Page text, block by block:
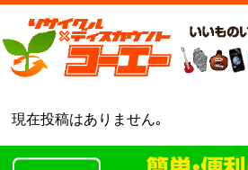
現在投稿はありません｡